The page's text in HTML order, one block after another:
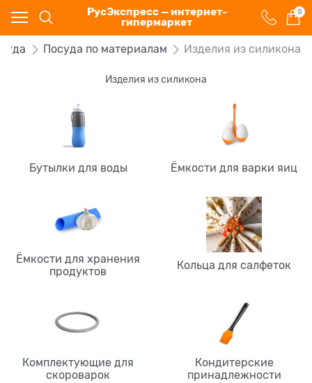
РусЭкспресс — интернет-
гипермаркет
0
Посуда по материалам Изделия из силикона
Изделия из силикона
Бутылки для воды Ёмкости для варки яиц
Ёмкости для хранения
продуктов
Кольца для салфеток
Комплектующие для
скороварок
Кондитерские
принадлежности